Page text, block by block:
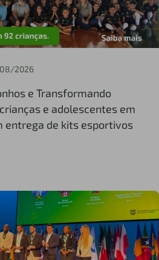
2026
e Transformando
e adolescentes em
entrega de kits esportivos